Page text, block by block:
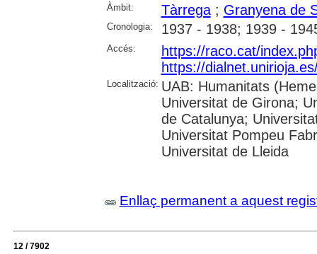
Àmbit: Tàrrega; Granyena de
Cronologia: 1937 - 1938; 1939 -
Accés:
https://raco.cat/
https://
Localització: UAB: Humanitats
Universitat de Girona;
de Catalunya;
Universitat Pompeu
Universitat de Lleida
Enllaç permanent a aquest
12 / 7902